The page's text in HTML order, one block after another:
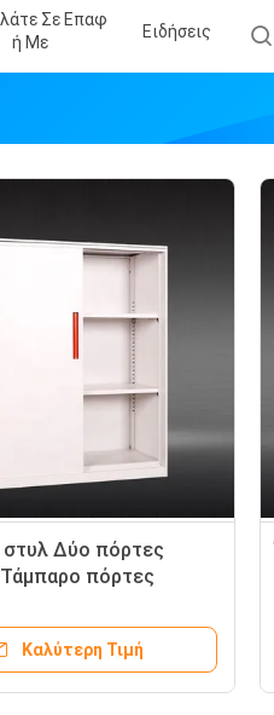
Σε Επαφ
Ή Με
Ειδήσεις
στυλ Δύο πόρτες
πόρτες
Καλύτερη Τιμή